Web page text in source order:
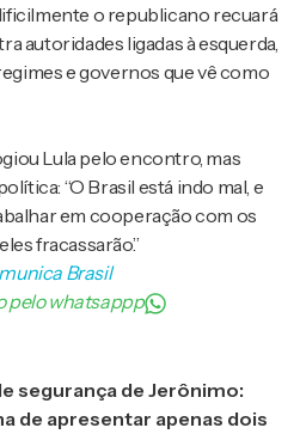
o republicano recuará
autoridades ligadas à esquerda,
e governos que vê como
Lula pelo encontro, mas
“O Brasil está indo mal, e
em cooperação com os
fracassarão.”
Brasil
pelo whatsappp
segurança de Jerônimo:
de apresentar apenas dois